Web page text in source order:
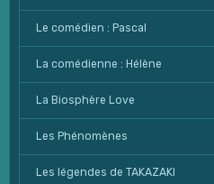
Le comédien : Pascal
La comédienne : Hélène
La Biosphère Love
Les Phénomènes
Les légendes de TAKAZAKI